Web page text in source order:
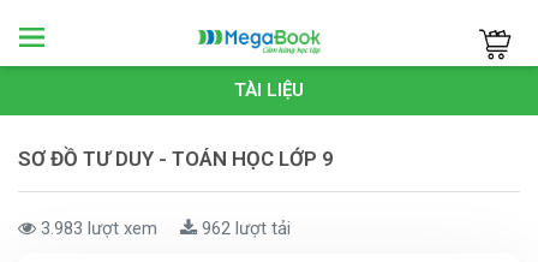
Megabook
TÀI LIỆU
SƠ ĐỒ TƯ DUY - TOÁN HỌC LỚP 9
3.983 lượt xem 962 lượt tải